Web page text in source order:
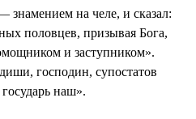
знамением на челе, и сказал:
половцев, призывая Бога,
и заступником».
господин, супостатов
наш».